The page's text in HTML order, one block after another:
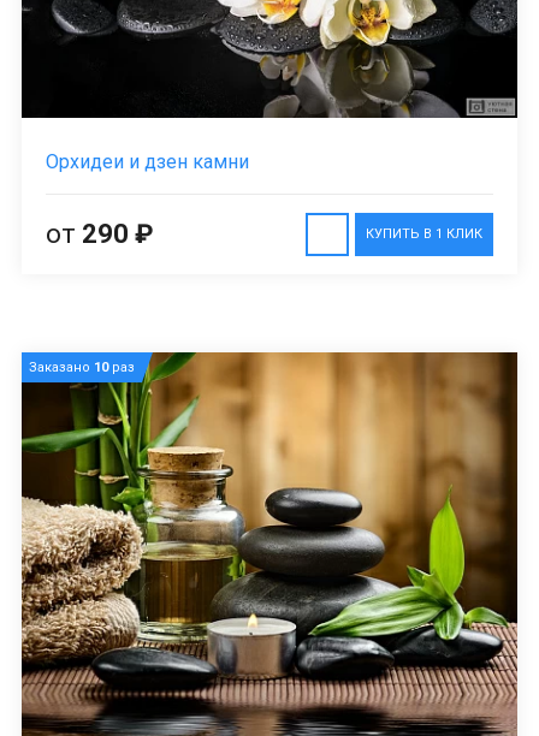
Орхидеи и дзен камни
КУПИТЬ В 1 КЛИК
от 290 ₽
Заказано 10раз